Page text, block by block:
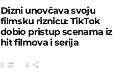
Dizni unovčava svoju
filmsku riznicu: TikTok
dobio pristup scenama iz
hit filmova i serija
0 0